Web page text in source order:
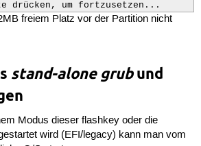
drücken, um fortzusetzen...
freiem Platz vor der Partition nicht
stand-alone grubund
Modus dieser flashkey oder die
wird (EFI/legacy) kann man vom